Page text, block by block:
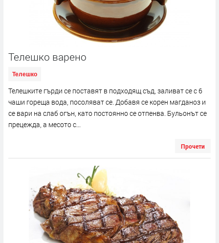
Телешко варено
Телешко
Телешките гърди се поставят в подходящ съд, заливат се с 6
чаши гореща вода, посоляват се. Добавя се корен магданоз и
се вари на слаб огън, като постоянно се отпенва. Бульонът се
прецежда, а месото с...
Прочети